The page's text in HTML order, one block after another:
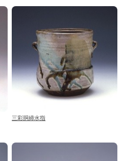
三彩胴締水指